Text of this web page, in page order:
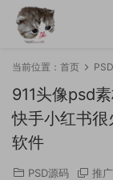
当前位置： 首页
911头像psd
快手小红书
软件
PSD源码 推广